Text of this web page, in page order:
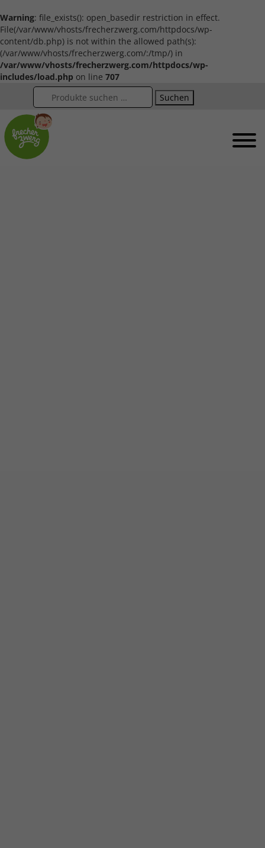
Warning: file_exists(): open_basedir restriction in effect.
File(/var/www/vhosts/frecherzwerg.com/httpdocs/wp-
content/db.php) is not within the allowed path(s):
(/var/www/vhosts/frecherzwerg.com/:/tmp/) in
/var/www/vhosts/frecherzwerg.com/httpdocs/wp-
includes/load.php on line 707
Suchen